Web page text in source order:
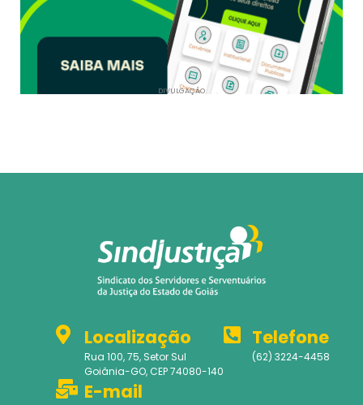
DIVULGAÇÃO
Localização
Rua 100, 75, Setor Sul
Goiânia-GO, CEP 74080-140
Telefone
(62) 3224-4458
E-mail